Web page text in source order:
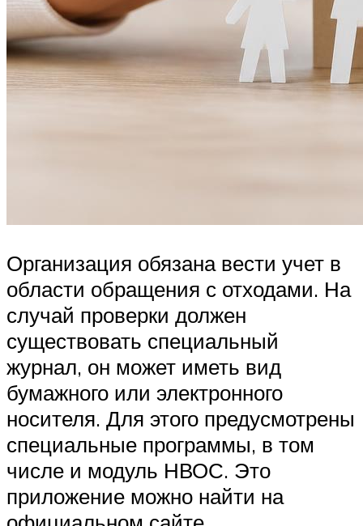
Организация обязана вести учет в
области обращения с отходами. На
случай проверки должен
существовать специальный
журнал, он может иметь вид
бумажного или электронного
носителя. Для этого предусмотрены
специальные программы, в том
числе и модуль НВОС. Это
приложение можно найти на